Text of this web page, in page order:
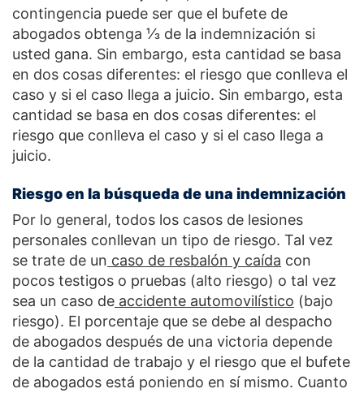
contingencia puede ser que el bufete de
abogados obtenga ⅓ de la indemnización si
usted gana. Sin embargo, esta cantidad se basa
en dos cosas diferentes: el riesgo que conlleva el
caso y si el caso llega a juicio. Sin embargo, esta
cantidad se basa en dos cosas diferentes: el
riesgo que conlleva el caso y si el caso llega a
juicio.
Riesgo en la búsqueda de una indemnización
Por lo general, todos los casos de lesiones
personales conllevan un tipo de riesgo. Tal vez
se trate de un caso de resbalón y caída con
pocos testigos o pruebas (alto riesgo) o tal vez
sea un caso de accidente automovilístico (bajo
riesgo). El porcentaje que se debe al despacho
de abogados después de una victoria depende
de la cantidad de trabajo y el riesgo que el bufete
de abogados está poniendo en sí mismo. Cuanto